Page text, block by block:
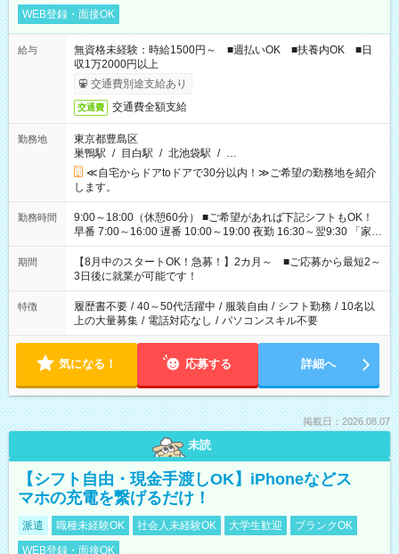
WEB登録・面接OK
給与
無資格未経験：時給1500円～ ■週払いOK ■扶養内OK ■日
収1万2000円以上
交通費別途支給あり
交通費 交通費全額支給
勤務地
東京都豊島区
巣鴨駅 / 目白駅 / 北池袋駅 / …
≪自宅からドアtoドアで30分以内！≫ご希望の勤務地を紹介
します。
勤務時間
9:00～18:00（休憩60分） ■ご希望があれば下記シフトもOK！
早番 7:00～16:00 遅番 10:00～19:00 夜勤 16:30～翌9:30 「家族
と休みを合わせたい」 「余裕を持って夕飯の準備がしたい」
「できれば残業はしたくない」 など、ご希望を教えてください
ね。 ※Wワーク希望の方へ 今ご覧のお仕事で希望する勤務時間
と、もう1つのお仕事の勤務時間。 合計で週40時間を超える場
合は応募できません。
期間
【8月中のスタートOK！急募！】2カ月～ ■ご応募から最短2～
3日後に就業が可能です！
特徴 履歴書不要 / 40～50代活躍中 / 服装自由 / シフト勤務 / 10名以
上の大量募集 / 電話対応なし / パソコンスキル不要
気になる！ 応募する 詳細へ
掲載日：2026.08.07
未読
【シフト自由・現金手渡しOK】iPhoneなどス
マホの充電を繋げるだけ！
派遣 職種未経験OK 社会人未経験OK 大学生歓迎
ブランクOK
WEB登録・面接OK